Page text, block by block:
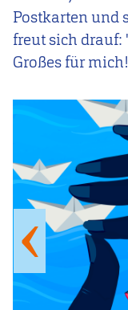
Postkarten und
freut sich drauf:
Großes für